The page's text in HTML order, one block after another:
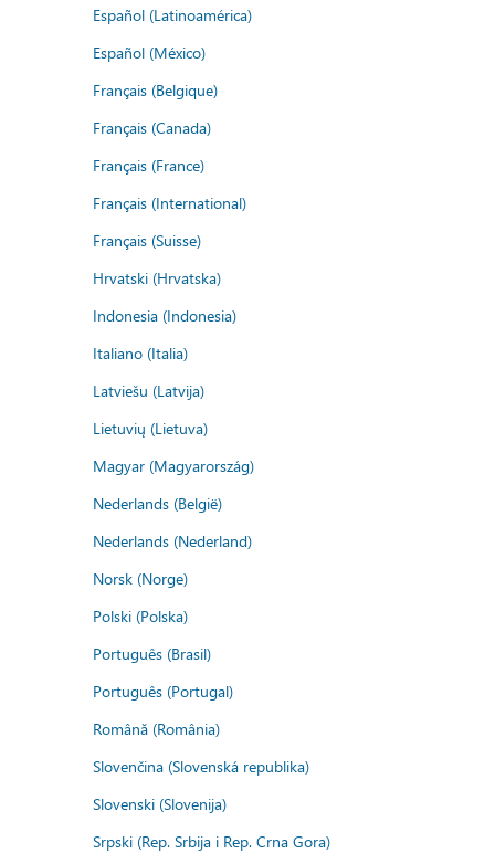
Español (Latinoamérica)
Español (México)
Français (Belgique)
Français (Canada)
Français (France)
Français (International)
Français (Suisse)
Hrvatski (Hrvatska)
Indonesia (Indonesia)
Italiano (Italia)
Latviešu (Latvija)
Lietuvių (Lietuva)
Magyar (Magyarország)
Nederlands (België)
Nederlands (Nederland)
Norsk (Norge)
Polski (Polska)
Português (Brasil)
Português (Portugal)
Română (România)
Slovenčina (Slovenská republika)
Slovenski (Slovenija)
Srpski (Rep. Srbija i Rep. Crna Gora)